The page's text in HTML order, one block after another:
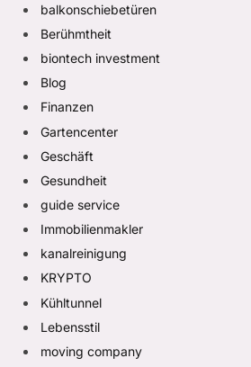
balkonschiebetüren
Berühmtheit
biontech investment
Blog
Finanzen
Gartencenter
Geschäft
Gesundheit
guide service
Immobilienmakler
kanalreinigung
KRYPTO
Kühltunnel
Lebensstil
moving company